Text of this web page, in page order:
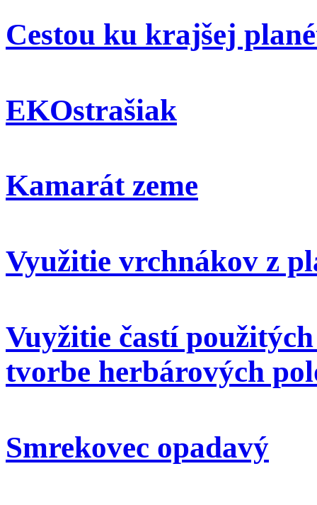
Cestou ku krajšej
EKOstrašiak
Kamarát zeme
Využitie vrchnákov z
Vuyžitie častí
tvorbe herbárových
Smrekovec opadavý